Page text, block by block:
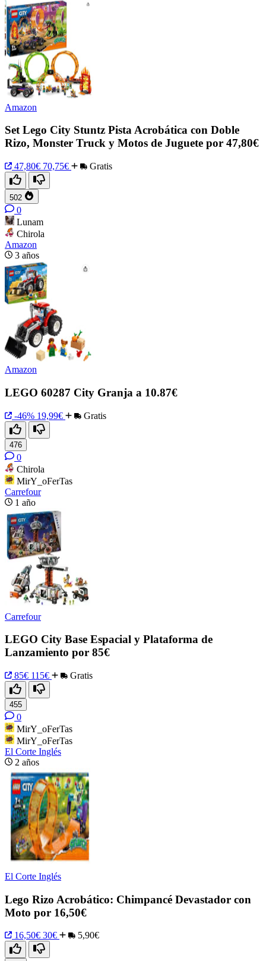
Amazon
Set Lego City Stuntz Pista Acrobática con Doble
Rizo, Monster Truck y Motos de Juguete por 47,80€
47,80€ 70,75€ Gratis
502
0
Lunam
Chirola
Amazon
3 años
Amazon
LEGO 60287 City Granja a 10.87€
-46% 19,99€ Gratis
476
0
Chirola
MirY_oFerTas
Carrefour
1 año
Carrefour
LEGO City Base Espacial y Plataforma de
Lanzamiento por 85€
85€ 115€ Gratis
455
0
MirY_oFerTas
MirY_oFerTas
El Corte Inglés
2 años
El Corte Inglés
Lego Rizo Acrobático: Chimpancé Devastador con
Moto por 16,50€
16,50€ 30€ 5,90€